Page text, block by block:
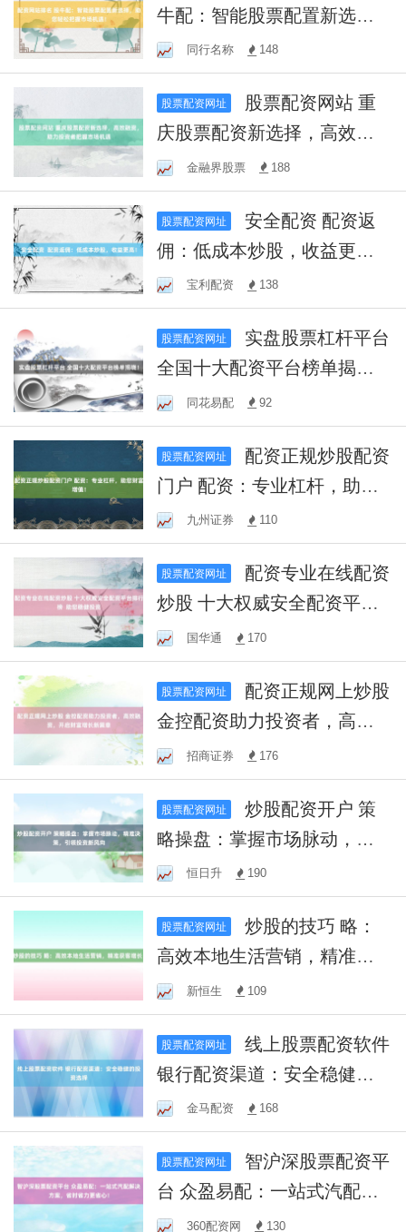
牛配：智能股票配置新选
择，助您轻松把握市场机
遇！
同行名称 148
股票配资网址
庆股票配资新选择，高效融
资，助力投资者把握市场机
遇
金融界股票 188
股票配资网址
安全配资 配资返
佣：低成本炒股，收益更
高！宝利配资 138
股票配资网址
全国十大配资平台榜单揭
晓！同花易配 92
股票配资网址
门户 配资：专业杠杆，助您
财富增值！
九州证券 110
股票配资网址
炒股 十大权威安全配资平台
排行榜 助您稳健投资
国华通 170
股票配资网址
金控配资助力投资者，高效
融资，开启财富增长新篇章
招商证券 176
股票配资网址
炒股配资开户 策
略操盘：掌握市场脉动，精
准决策，引领投资新风向
恒日升 190
股票配资网址
炒股的技巧 略：
高效本地生活营销，精准获
客增长！
新恒生 109
股票配资网址
线上股票配资软件
银行配资渠道：安全稳健的
投资选择
金马配资 168
股票配资网址
台 众盈易配：一站式汽配解
决方案，省时省力更省心！
360配资网 130